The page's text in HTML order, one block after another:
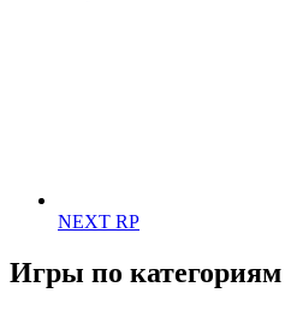
NEXT RP
Игры по категориям